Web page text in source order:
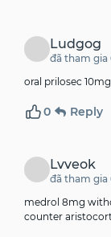
Ludgog
đã tham gia
oral prilosec
0 Reply
Lvveok
đã tham gia
medrol 8mg
counter